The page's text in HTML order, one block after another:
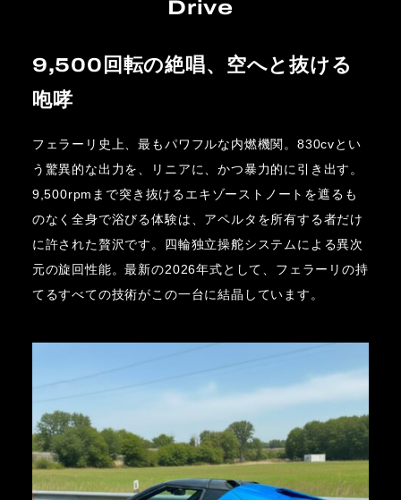
Drive
9,500回転の絶唱、空へと抜ける
咆哮
フェラーリ史上、最もパワフルな内燃機関。830cvとい
う驚異的な出力を、リニアに、かつ暴力的に引き出す。
9,500rpmまで突き抜けるエキゾーストノートを遮るも
のなく全身で浴びる体験は、アペルタを所有する者だけ
に許された贅沢です。四輪独立操舵システムによる異次
元の旋回性能。最新の2026年式として、フェラーリの持
てるすべての技術がこの一台に結晶しています。